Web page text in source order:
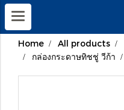
Home All products
กล่องกระดาษทิชชู่ วีก้า